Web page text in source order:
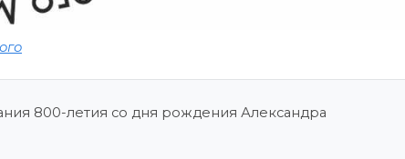
800-летия со дня рождения Александра